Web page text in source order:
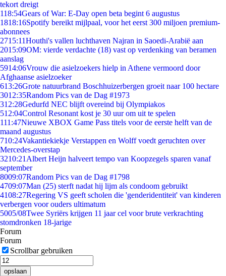
tekort dreigt
118:54Gears of War: E-Day open beta begint 6 augustus
1818:16Spotify bereikt mijlpaal, voor het eerst 300 miljoen premium-
abonnees
2715:11Houthi's vallen luchthaven Najran in Saoedi-Arabië aan
2015:09OM: vierde verdachte (18) vast op verdenking van beramen
aanslag
5914:06Vrouw die asielzoekers hielp in Athene vermoord door
Afghaanse asielzoeker
613:26Grote natuurbrand Boschhuizerbergen groeit naar 100 hectare
3012:35Random Pics van de Dag #1973
312:28Gedurfd NEC blijft overeind bij Olympiakos
512:04Control Resonant kost je 30 uur om uit te spelen
111:47Nieuwe XBOX Game Pass titels voor de eerste helft van de
maand augustus
710:24Vakantiekiekje Verstappen en Wolff voedt geruchten over
Mercedes-overstap
3210:21 Albert Heijn halveert tempo van Koopzegels sparen vanaf
september
8009:07Random Pics van de Dag #1798
4709:07Man (25) sterft nadat hij lijm als condoom gebruikt
4108:27Regering VS geeft scholen die 'genderidentiteit' van kinderen
verbergen voor ouders ultimatum
5005/08Twee Syriërs krijgen 11 jaar cel voor brute verkrachting
stomdronken 18-jarige
Forum
Forum
Scrollbar gebruiken
opslaan